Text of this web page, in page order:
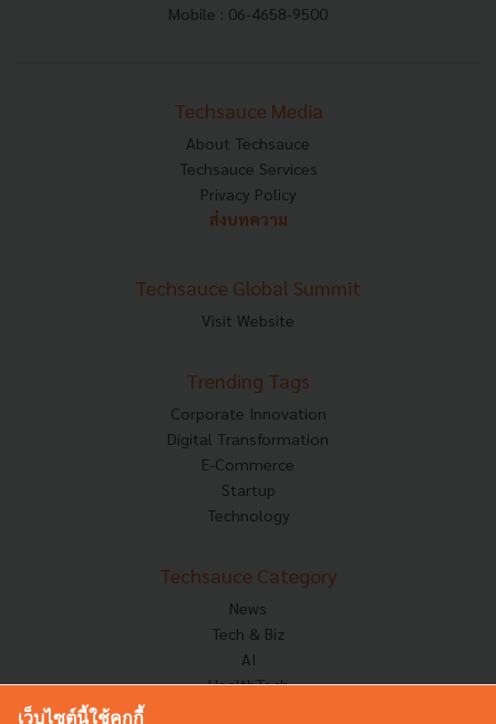
Mobile : 06-4658-9500
Techsauce Media
About Techsauce
Techsauce Services
Privacy Policy
ส่งบทความ
Techsauce Global Summit
Visit Website
Trending Tags
Corporate Innovation
Digital Transformation
E-Commerce
Startup
Technology
Techsauce Category
News
Tech & Biz
AI
HealthTech
เว็บไซต์นี้ใช้คุกกี้